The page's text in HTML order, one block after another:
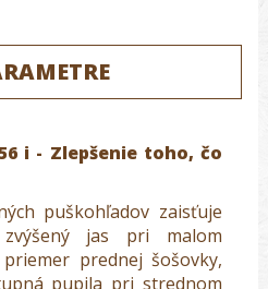
i - Zlepšenie toho, čo
puškohľadov zaisťuje
zvýšený jas pri malom
prednej šošovky,
pupila pri strednom